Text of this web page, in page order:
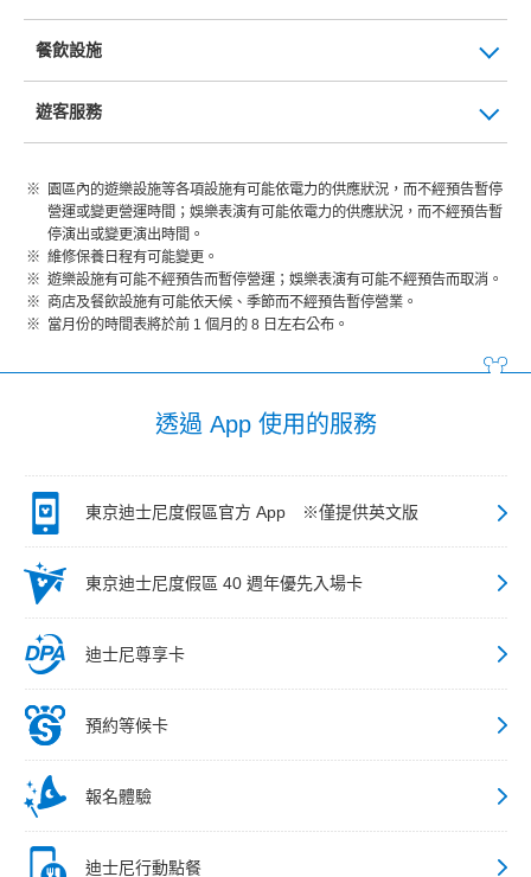
餐飲設施
遊客服務
園區內的遊樂設施等各項設施有可能依電力的供應狀況，而不經預告暫停
營運或變更營運時間；娛樂表演有可能依電力的供應狀況，而不經預告暫
停演出或變更演出時間。
維修保養日程有可能變更。
遊樂設施有可能不經預告而暫停營運；娛樂表演有可能不經預告而取消。
商店及餐飲設施有可能依天候、季節而不經預告暫停營業。
當月份的時間表將於前 1 個月的 8 日左右公布。
透過 App 使用的服務
東京迪士尼度假區官方 App ※僅提供英文版
東京迪士尼度假區 40 週年優先入場卡
迪士尼尊享卡
預約等候卡
報名體驗
迪士尼行動點餐